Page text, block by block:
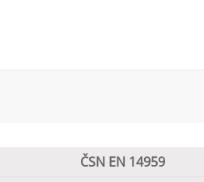
ČSN EN 14959